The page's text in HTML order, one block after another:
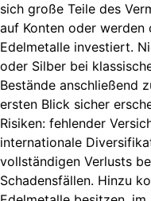
sich große Teile des
auf Konten oder werden
Edelmetalle investiert.
oder Silber bei
Bestände anschließend
ersten Blick sicher
Risiken: fehlender
internationale
vollständigen Verlusts
Schadensfällen. Hinzu